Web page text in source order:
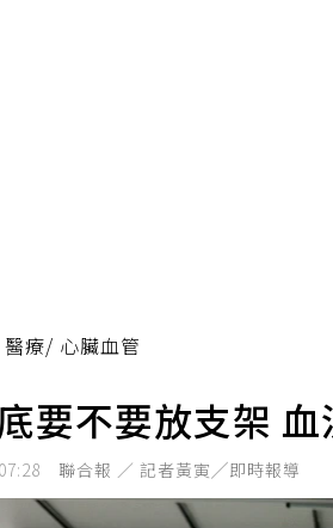
醫療/ 心臟血管
要不要放支架
聯合報 ／ 記者黃寅╱即時報導